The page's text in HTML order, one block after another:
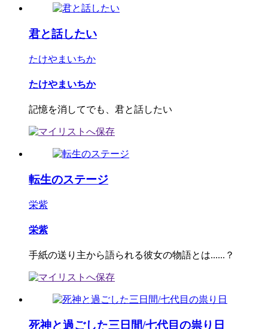
君と話したい
たけやまいちか
たけやまいちか
記憶を消してでも、君と話したい
転生のステージ
栄紫
栄紫
手紙の送り主から語られる彼女の物語とは......？
死神と過ごした三日間/七代目の祟り日